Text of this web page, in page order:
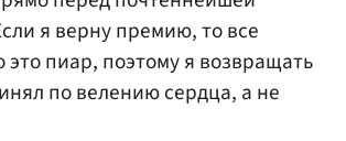
я верну премию, то все
это пиар, поэтому я возвращать
по велению сердца, а не